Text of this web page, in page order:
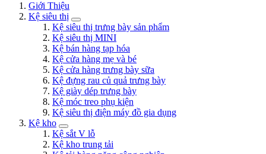
Giới Thiệu
Kệ siêu thị
Kệ siêu thị trưng bày sản phẩm
Kệ siêu thị MINI
Kệ bán hàng tạp hóa
Kệ cửa hàng mẹ và bé
Kệ cửa hàng trưng bày sữa
Kệ đựng rau củ quả trưng bày
Kệ giày dép trưng bày
Kệ móc treo phụ kiện
Kệ siêu thị điện máy đồ gia dụng
Kệ kho
Kệ sắt V lỗ
Kệ kho trung tải